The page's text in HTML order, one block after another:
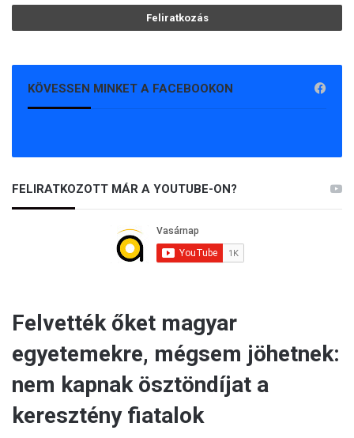
KÖVESSEN MINKET A FACEBOOKON
FELIRATKOZOTT MÁR A YOUTUBE-ON?